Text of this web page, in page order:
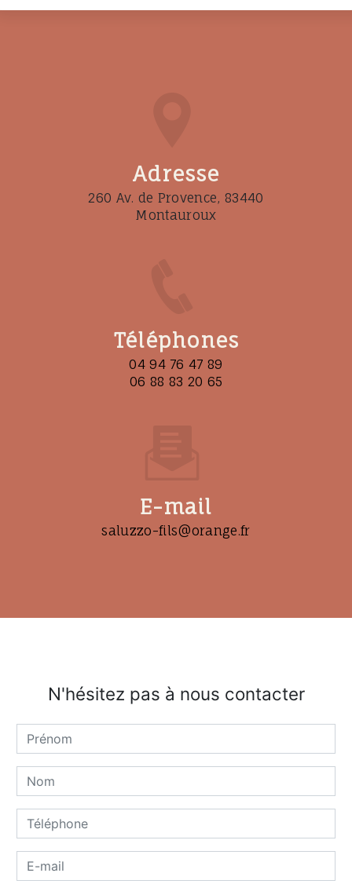
Adresse
260 Av. de Provence, 83440
Montauroux
Téléphones
04 94 76 47 89
06 88 83 20 65
E-mail
saluzzo-fils@orange.fr
N'hésitez pas à nous contacter